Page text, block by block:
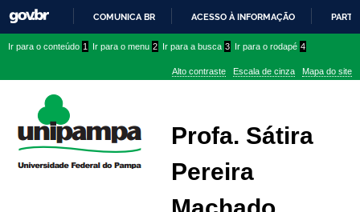
PARA
CONTEÚDO
COMUNICA BR ACESSO À INFORMAÇÃO
conteúdo
menu
superior
menu
Ir para o conteúdo 1 Ir para o menu 2 Ir para a busca 3 Ir para o rodapé 4
Alto contraste Escala de cinza Mapa do site
Profa. Sátira
Pereira